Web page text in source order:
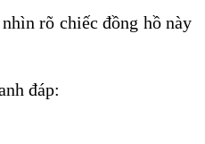
rõ chiếc đồng hồ này
đáp: